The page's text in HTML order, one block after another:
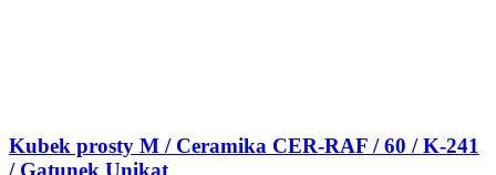
Kubek prosty M / Ceramika CER-RAF / 60 / K-241
/ Gatunek Unikat